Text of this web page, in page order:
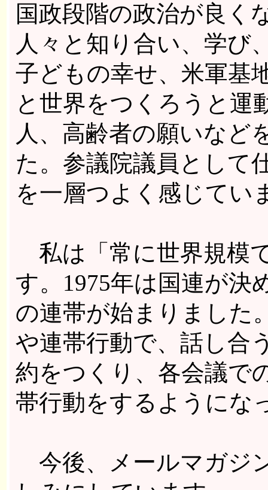
国政段階の政治が良く
人々と知り合い、学び
子どもの幸せ、米軍基
と世界をつくろうと運
人、高齢者の願いなど
た。参議院議員として
を一層つよく感じてい
私は「常に世界規模
す。1975年は国連が決
の連帯が始まりました
や連帯行動で、話し合
約をつくり、各会議で
帯行動をするようにな
今後、メールマガジ